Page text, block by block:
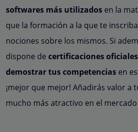
softwares más utilizados en la
que la formación a la que te
nociones sobre los mismos. Si
dispone de certificaciones
demostrar tus competencias en
¡mejor que mejor! Añadirás valor a
mucho más atractivo en el